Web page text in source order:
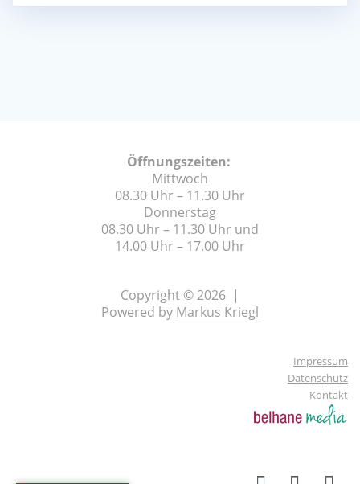
Öffnungszeiten:
Mittwoch
08.30 Uhr – 11.30 Uhr
Donnerstag
08.30 Uhr – 11.30 Uhr und
14.00 Uhr – 17.00 Uhr
Copyright © 2026 |
Powered by Markus Kriegl
Impressum
Datenschutz
Kontakt